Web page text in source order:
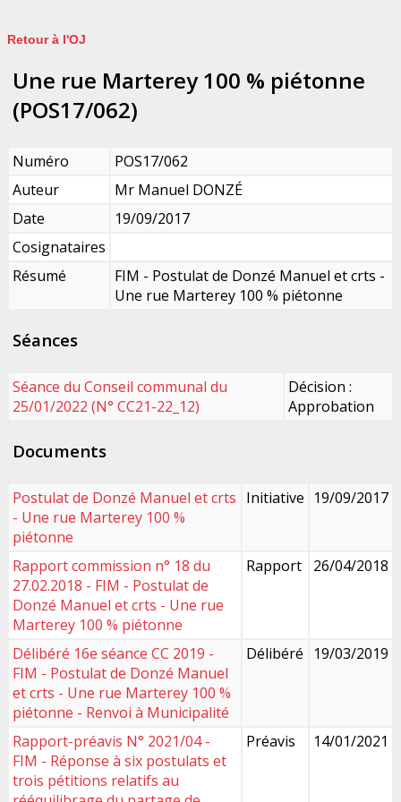
Retour à l'OJ
Une rue Marterey 100 % piétonne
(POS17/062)
Numéro
POS17/062
Auteur
Mr Manuel DONZÉ
Date
19/09/2017
Cosignataires
Résumé
FIM - Postulat de Donzé Manuel et crts -
Une rue Marterey 100 % piétonne
Séances
Séance du Conseil communal du
25/01/2022 (N° CC21-22_12)
Décision :
Approbation
Documents
Postulat de Donzé Manuel et crts
- Une rue Marterey 100 %
piétonne
Initiative 19/09/2017
Rapport commission n° 18 du
27.02.2018 - FIM - Postulat de
Donzé Manuel et crts - Une rue
Marterey 100 % piétonne
Rapport 26/04/2018
Délibéré 16e séance CC 2019 -
FIM - Postulat de Donzé Manuel
et crts - Une rue Marterey 100 %
piétonne - Renvoi à Municipalité
Délibéré 19/03/2019
Rapport-préavis N° 2021/04 -
FIM - Réponse à six postulats et
trois pétitions relatifs au
Préavis 14/01/2021